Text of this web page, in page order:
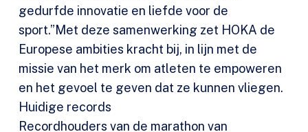
gedurfde innovatie en liefde voor de
sport.”Met deze samenwerking zet HOKA de
Europese ambities kracht bij, in lijn met de
missie van het merk om atleten te empoweren
en het gevoel te geven dat ze kunnen vliegen.
Huidige records
Recordhouders van de marathon van